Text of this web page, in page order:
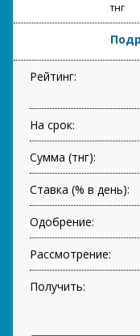
тнг
Рейтинг:
На срок:
Сумма (тнг):
Ставка (% в день):
Одобрение:
Рассмотрение:
Получить: